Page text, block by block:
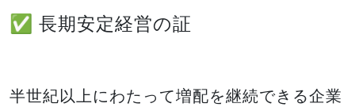
✅ 長期安定経営の証
半世紀以上にわたって増配を継続できる企業